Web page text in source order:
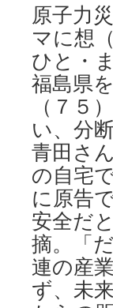
原子力
マに想
ひと・
福島県
（７５
い、分
青田さ
の自宅
に原告
安全だ
摘。「
連の産
ず、未